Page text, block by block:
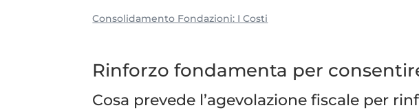
Consolidamento Fondazioni: I Costi
Rinforzo fondamenta per
Cosa prevede l’agevolazione fiscale per